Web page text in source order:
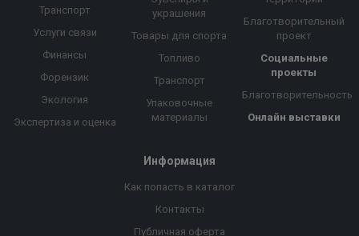
Транспорт
Услуги связи
Финансы
Форензик
Экология
Экспертиза и оценка
украшения
Товары для спорта
Топливо
Транспорт
Упаковочные
материалы
Благотворительный
проект
Социальные
проекты
Благотворительность
Онлайн выставки
Информация
Как попасть в каталог
Контакты
Публичная оферта